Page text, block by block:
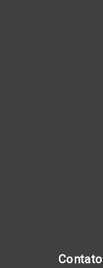
Contato